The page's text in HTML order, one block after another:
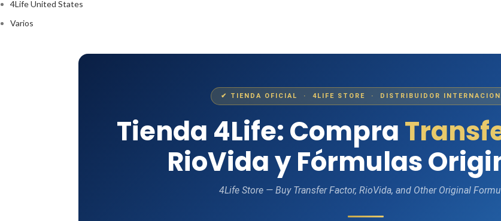
4Life United States
Varios
✔ TIENDA OFICIAL · 4LIFE STORE · DISTRIBUIDOR
Tienda 4Life: Compra
RioVida y Fórmulas
4Life Store — Buy Transfer Factor, RioVida, and Other Original